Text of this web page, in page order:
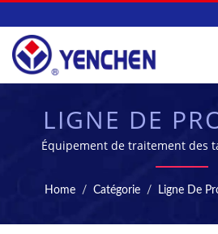
LIGNE DE
DE
Équipement de traitement des
MACHINERY - fabricant de
leader à
Home / Catégorie / Ligne De